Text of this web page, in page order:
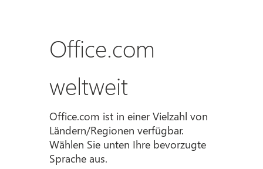
Office.com
weltweit
Office.com ist in einer Vielzahl von
Ländern/Regionen verfügbar.
Wählen Sie unten Ihre bevorzugte
Sprache aus.